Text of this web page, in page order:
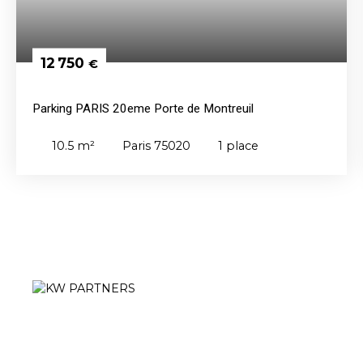
12 750 €
Parking PARIS 20eme Porte de Montreuil
10.5 m² Paris 75020 1 place